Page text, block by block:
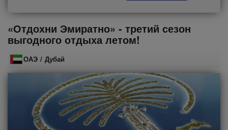
«Отдохни Эмиратно» - третий сезон
выгодного отдыха летом!
ОАЭ / Дубай